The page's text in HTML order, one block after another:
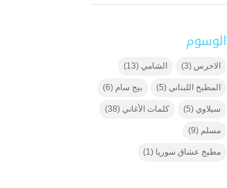
الوسوم
الاخرس (3) الشامي (13)
المطبخ اللبناني (5) بيج سام (6)
سيلاوي (5) كلمات الأغاني (38)
مسلم (9)
مطبخ عشاق سوريا (1)